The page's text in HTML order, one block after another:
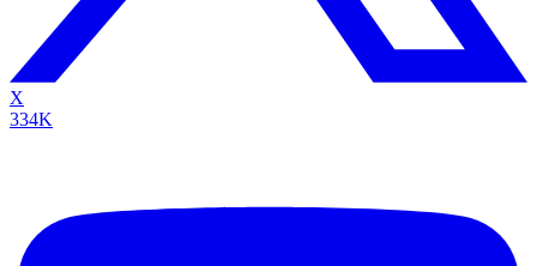
X
334K